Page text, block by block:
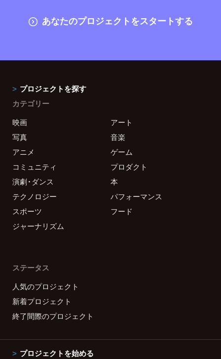
あなたのプロジェクトをスタートする
プロジェクトを探す
カテゴリー
映画
アート
写真
音楽
アニメ
ゲーム
コミュニティ
プロダクト
演劇・ダンス
本
テクノロジー
パフォーマンス
スポーツ
フード
ジャーナリズム
ステータス
人気のプロジェクト
新着プロジェクト
終了間際のプロジェクト
プロジェクトを始める